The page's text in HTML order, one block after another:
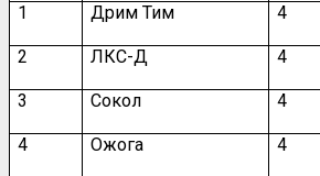
1 Дрим Тим 4
2 ЛКС-Д 4
3 Сокол 4
4 Ожога 4